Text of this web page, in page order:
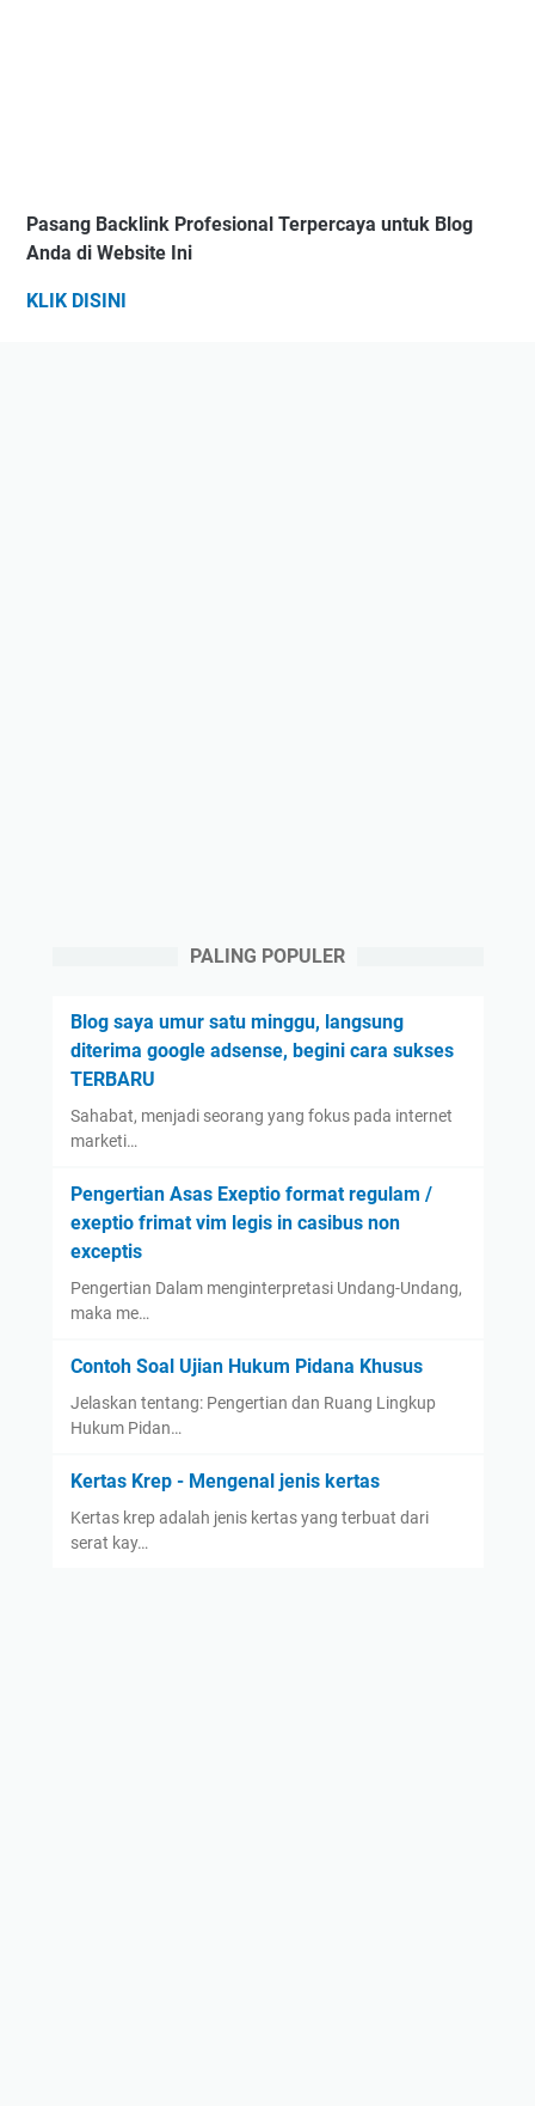
Pasang Backlink Profesional Terpercaya untuk Blog
Anda di Website Ini
KLIK DISINI
PALING POPULER
Blog saya umur satu minggu, langsung
diterima google adsense, begini cara sukses
TERBARU
Sahabat, menjadi seorang yang fokus pada internet
marketi…
Pengertian Asas Exeptio format regulam /
exeptio frimat vim legis in casibus non
exceptis
Pengertian Dalam menginterpretasi Undang-Undang,
maka me…
Contoh Soal Ujian Hukum Pidana Khusus
Jelaskan tentang: Pengertian dan Ruang Lingkup
Hukum Pidan…
Kertas Krep - Mengenal jenis kertas
Kertas krep adalah jenis kertas yang terbuat dari
serat kay…